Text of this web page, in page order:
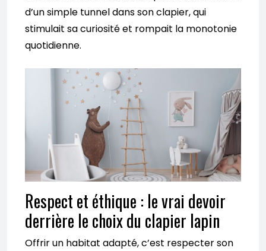
d’un simple tunnel dans son clapier, qui
stimulait sa curiosité et rompait la monotonie
quotidienne.
Respect et éthique : le vrai devoir
derrière le choix du clapier lapin
Offrir un habitat adapté, c’est respecter son